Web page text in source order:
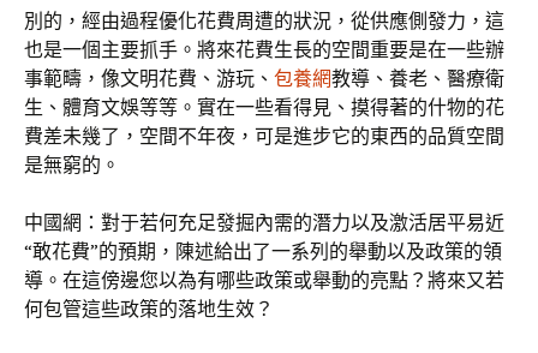
別的，經由過程優化花費周遭的狀況，從供應側發力，這
也是一個主要抓手。將來花費生長的空間重要是在一些辦
事範疇，像文明花費、游玩、 包養網教導、養老、醫療衛
生、體育文娛等等。實在一些看得見、摸得著的什物的花
費差未幾了，空間不年夜，可是進步它的東西的品質空間
是無窮的。
中國網：對于若何充足發掘內需的潛力以及激活居平易近
“敢花費”的預期，陳述給出了一系列的舉動以及政策的領
導。在這傍邊您以為有哪些政策或舉動的亮點？將來又若
何包管這些政策的落地生效？